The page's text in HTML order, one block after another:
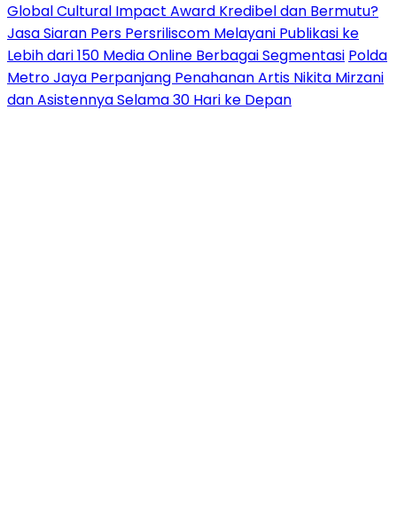
Global Cultural Impact Award Kredibel dan Bermutu?
Jasa Siaran Pers Persriliscom Melayani Publikasi ke
Lebih dari 150 Media Online Berbagai Segmentasi Polda
Metro Jaya Perpanjang Penahanan Artis Nikita Mirzani
dan Asistennya Selama 30 Hari ke Depan